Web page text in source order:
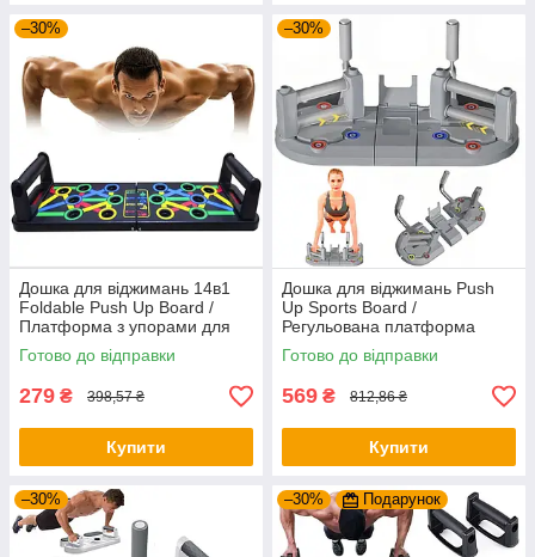
–30%
Дошка для віджимань 14в1
Foldable Push Up Board /
Платформа з упорами для
віджимань / Тренажер для
віджимання
Готово до відправки
279 ₴ 398,57 ₴
Купити
–30%
Дошка для віджимань Push
Up Sports Board /
Регульована платформа
тренажер для віджимань /
Упори від підлоги
Готово до відправки
569 ₴ 812,86 ₴
Купити
–30% –30% Подарунок